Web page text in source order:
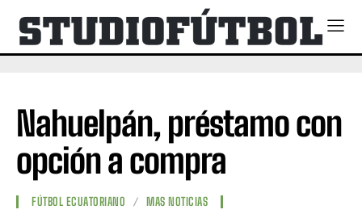
Nahuelpán, préstamo con
opción a compra
FÚTBOL ECUATORIANO MAS NOTICIAS